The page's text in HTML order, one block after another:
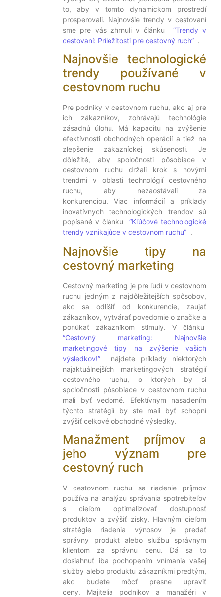
to, aby v tomto dynamickom prostredí
prosperovali. Najnovšie trendy v cestovaní
sme pre vás zhrnuli v článku “Trendy v
cestovaní: Príležitosti pre cestovný ruch” .
Najnovšie technologické
trendy používané v
cestovnom ruchu
Pre podniky v cestovnom ruchu, ako aj pre
ich zákazníkov, zohrávajú technológie
zásadnú úlohu. Má kapacitu na zvýšenie
efektívnosti obchodných operácií a tiež na
zlepšenie zákazníckej skúsenosti. Je
dôležité, aby spoločnosti pôsobiace v
cestovnom ruchu držali krok s novými
trendmi v oblasti technológií cestovného
ruchu, aby nezaostávali za
konkurenciou. Viac informácií a príklady
inovatívnych technologických trendov sú
popísané v článku “Kľúčové technologické
trendy vznikajúce v cestovnom ruchu” .
Najnovšie tipy na
cestovný marketing
Cestovný marketing je pre ľudí v cestovnom
ruchu jedným z najdôležitejších spôsobov,
ako sa odlíšiť od konkurencie, zaujať
zákazníkov, vytvárať povedomie o značke a
ponúkať zákazníkom stimuly. V článku
“Cestovný marketing: Najnovšie
marketingové tipy na zvýšenie vašich
výsledkov!” nájdete príklady niektorých
najaktuálnejších marketingových stratégií
cestovného ruchu, o ktorých by si
spoločnosti pôsobiace v cestovnom ruchu
mali byť vedomé. Efektívnym nasadením
týchto stratégií by ste mali byť schopní
zvýšiť celkové obchodné výsledky.
Manažment príjmov a
jeho význam pre
cestovný ruch
V cestovnom ruchu sa riadenie príjmov
používa na analýzu správania spotrebiteľov
s cieľom optimalizovať dostupnosť
produktov a zvýšiť zisky. Hlavným cieľom
stratégie riadenia výnosov je predať
správny produkt alebo službu správnym
klientom za správnu cenu. Dá sa to
dosiahnuť iba pochopením vnímania vašej
služby alebo produktu zákazníkmi predtým,
ako budete môcť presne upraviť
ceny. Majitelia podnikov a manažéri v